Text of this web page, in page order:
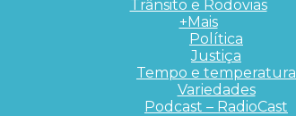
Trânsito e Rodovias
+Mais
Política
Justiça
Tempo e temperatura
Variedades
Podcast – RadioCast